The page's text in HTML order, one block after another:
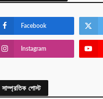
Facebook
Instagram
সাম্প্রতিক পোস্ট